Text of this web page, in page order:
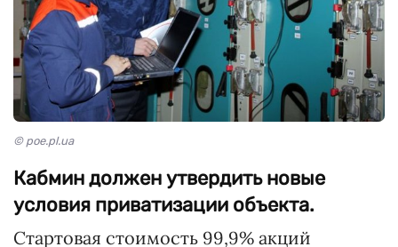
© poe.pl.ua
Кабмин должен утвердить новые
условия приватизации объекта.
Стартовая стоимость 99,9% акций